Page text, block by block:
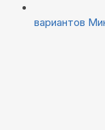
вариантов